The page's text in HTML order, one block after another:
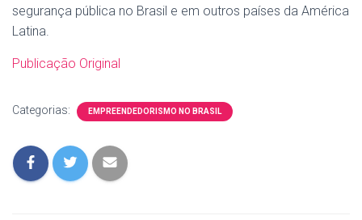
segurança pública no Brasil e em outros países da América
Latina.
Publicação Original
Categorias: EMPREENDEDORISMO NO BRASIL